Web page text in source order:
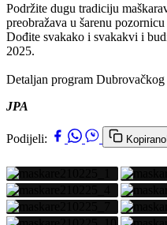
Podržite dugu tradiciju
preobražava u šarenu
Dođite svakako i svakakvi i
2025.
Detaljan program
JPA
Podijeli: